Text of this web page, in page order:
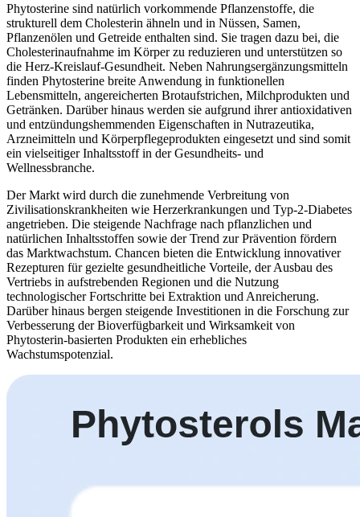
Phytosterine sind natürlich vorkommende Pflanzenstoffe, die
strukturell dem Cholesterin ähneln und in Nüssen, Samen,
Pflanzenölen und Getreide enthalten sind. Sie tragen dazu bei, die
Cholesterinaufnahme im Körper zu reduzieren und unterstützen so
die Herz-Kreislauf-Gesundheit. Neben Nahrungsergänzungsmitteln
finden Phytosterine breite Anwendung in funktionellen
Lebensmitteln, angereicherten Brotaufstrichen, Milchprodukten und
Getränken. Darüber hinaus werden sie aufgrund ihrer antioxidativen
und entzündungshemmenden Eigenschaften in Nutrazeutika,
Arzneimitteln und Körperpflegeprodukten eingesetzt und sind somit
ein vielseitiger Inhaltsstoff in der Gesundheits- und
Wellnessbranche.
Der Markt wird durch die zunehmende Verbreitung von
Zivilisationskrankheiten wie Herzerkrankungen und Typ-2-Diabetes
angetrieben. Die steigende Nachfrage nach pflanzlichen und
natürlichen Inhaltsstoffen sowie der Trend zur Prävention fördern
das Marktwachstum. Chancen bieten die Entwicklung innovativer
Rezepturen für gezielte gesundheitliche Vorteile, der Ausbau des
Vertriebs in aufstrebenden Regionen und die Nutzung
technologischer Fortschritte bei Extraktion und Anreicherung.
Darüber hinaus bergen steigende Investitionen in die Forschung zur
Verbesserung der Bioverfügbarkeit und Wirksamkeit von
Phytosterin-basierten Produkten ein erhebliches
Wachstumspotenzial.